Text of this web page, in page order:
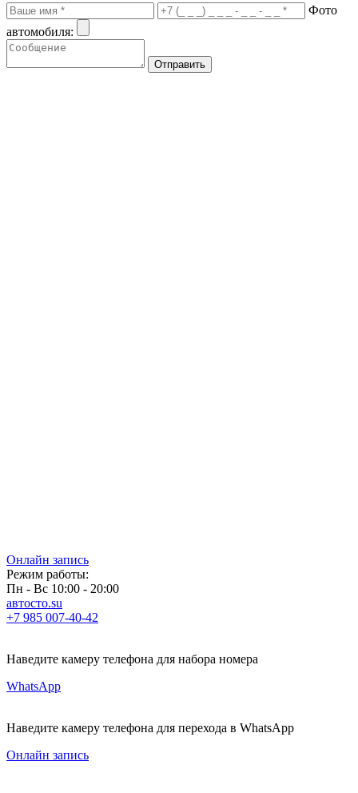
Фото
автомобиля:
Онлайн запись
Режим работы:
Пн - Вс 10:00 - 20:00
автосто.su
+7 985 007-40-42
Наведите камеру телефона для набора номера
WhatsApp
Наведите камеру телефона для перехода в WhatsApp
Онлайн запись